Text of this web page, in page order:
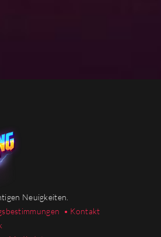
Neuigkeiten.
• Kontakt